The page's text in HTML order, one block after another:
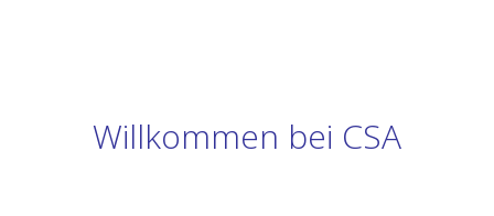
Willkommen bei CSA